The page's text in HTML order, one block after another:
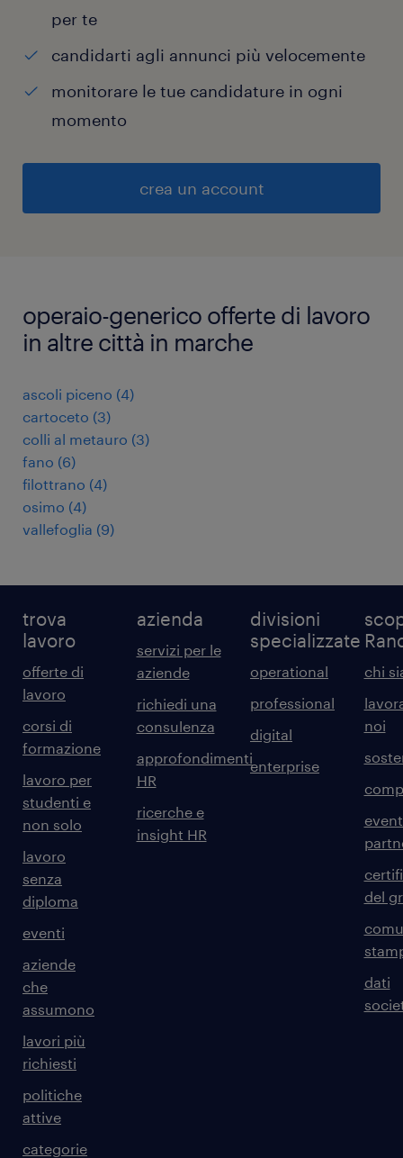
per te
candidarti agli annunci più velocemente
monitorare le tue candidature in ogni
momento
crea un account
operaio-generico offerte di lavoro
in altre città in marche
ascoli piceno (4)
cartoceto (3)
colli al metauro (3)
fano (6)
filottrano (4)
osimo (4)
vallefoglia (9)
trova
lavoro
offerte di
lavoro
corsi di
formazione
lavoro per
studenti e
non solo
lavoro
senza
diploma
eventi
aziende
che
assumono
lavori più
richiesti
politiche
attive
categorie
azienda
servizi per le
aziende
richiedi una
consulenza
approfondimenti
HR
ricerche e
insight HR
divisioni
specializzate
operational
professional
digital
enterprise
chi
noi
del
dati